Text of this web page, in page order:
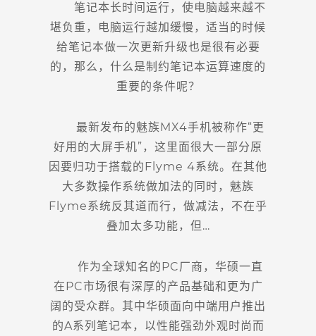
笔记本长时间运行，使电脑越来越不
堪负重，电脑运行越加缓慢，适当的时候
给笔记本做一次更新升级也是很有必要
的，那么，什么是制约笔记本运算速度的
重要的条件呢？
最新发布的魅族MX4手机被称作“更
好用的大屏手机”，这里面很大一部分原
因要归功于搭载的Flyme 4系统。在其他
大多数操作系统做加法的同时，魅族
Flyme系统反其道而行，做减法，不在乎
叠加太多功能，但…
作为全球知名的PC厂商，华硕一直
在PC市场很有深厚的产品基础和更为广
阔的受众群。其中华硕面向中端用户推出
的A系列笔记本，以性能强劲外观时尚而